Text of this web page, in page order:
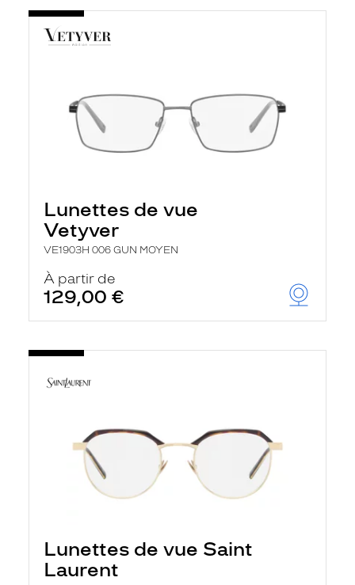
Lunettes de vue
Vetyver
VE1903H 006 GUN MOYEN
À partir de
129,00 €
Lunettes de vue Saint
Laurent